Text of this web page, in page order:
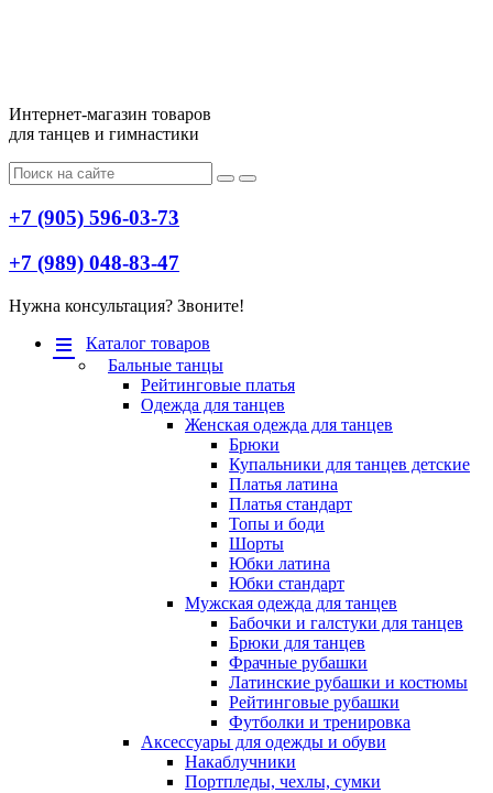
Интернет-магазин товаров
для танцев и гимнастики
+7 (905) 596-03-73
+7 (989) 048-83-47
Нужна консультация? Звоните!
Меню
Каталог товаров
Бальные танцы
Рейтинговые платья
Одежда для танцев
Женская одежда для танцев
Брюки
Купальники для танцев детские
Платья латина
Платья стандарт
Топы и боди
Шорты
Юбки латина
Юбки стандарт
Мужская одежда для танцев
Бабочки и галстуки для танцев
Брюки для танцев
Фрачные рубашки
Латинские рубашки и костюмы
Рейтинговые рубашки
Футболки и тренировка
Аксессуары для одежды и обуви
Накаблучники
Портпледы, чехлы, сумки